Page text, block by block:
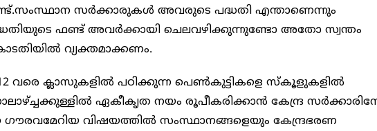
സര്‍ക്കാരുകള്‍ അവരുടെ പദ്ധതി എന്താണെന്നും
ഫണ്ട് അവര്‍ക്കായി ചെലവഴിക്കുന്നുണ്ടോ അതോ സ്വന്തം
വ്യക്തമാക്കണം.
വരെ ക്ലാസുകളില്‍ പഠിക്കുന്ന പെണ്‍കുട്ടികളെ സ്‌കൂളുകളില്‍
ഏകീകൃത നയം രൂപീകരിക്കാന്‍ കേന്ദ്ര
ഗൗരവമേറിയ വിഷയത്തില്‍ സംസ്ഥാനങ്ങളെയും കേന്ദ്രഭരണ